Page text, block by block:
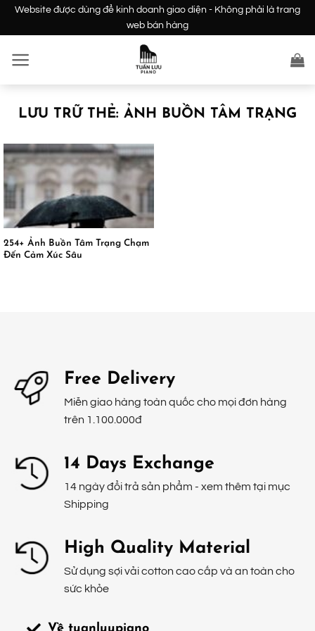
dung
Website được dùng để kinh doanh giao diện - Không phải là trang
web bán hàng
LƯU TRỮ THẺ: ẢNH BUỒN TÂM TRẠNG
254+ Ảnh Buồn Tâm Trạng Chạm
Đến Cảm Xúc Sâu
Free Delivery
Miễn giao hàng toàn quốc cho mọi đơn hàng
trên 1.100.000đ
14 Days Exchange
14 ngày đổi trả sản phẩm - xem thêm tại mục
Shipping
High Quality Material
Sử dụng sợi vải cotton cao cấp và an toàn cho
sức khỏe